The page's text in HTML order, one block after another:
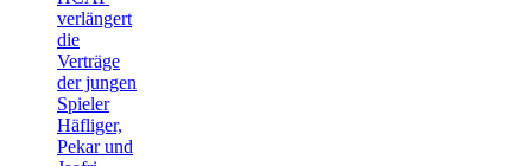
verlängert
die
Verträge
der jungen
Spieler
Häfliger,
Pekar und